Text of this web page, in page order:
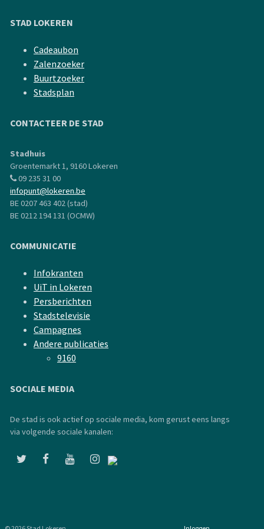
STAD LOKEREN
Cadeaubon
Zalenzoeker
Buurtzoeker
Stadsplan
CONTACTEER DE STAD
Stadhuis
Groentemarkt 1, 9160 Lokeren
09 235 31 00
infopunt@lokeren.be
BE 0207 463 402 (stad)
BE 0212 194 131 (OCMW)
COMMUNICATIE
Infokranten
UiT in Lokeren
Persberichten
Stadstelevisie
Campagnes
Andere publicaties
9160
SOCIALE MEDIA
De stad is ook actief op sociale media, kom gerust eens langs
via volgende sociale kanalen: